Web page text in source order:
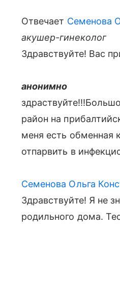
Отвечает Семенова
акушер-гинеколог
Здравствуйте! Вас
анонимно
район на
меня есть обменная
отпарвить в
Семенова Ольга
Здравствуйте! Я не
родильного дома.